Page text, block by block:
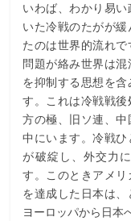
いわば、わかり易
いた冷戦のたがが
たのは世界的流れ
問題が絡み世界は
を抑制する思想を
す。これは冷戦戦
方の極、旧ソ連、
中にいます。冷戦
が破綻し、外交力
す。このときアメ
を達成した日本は
ヨーロッパから日本